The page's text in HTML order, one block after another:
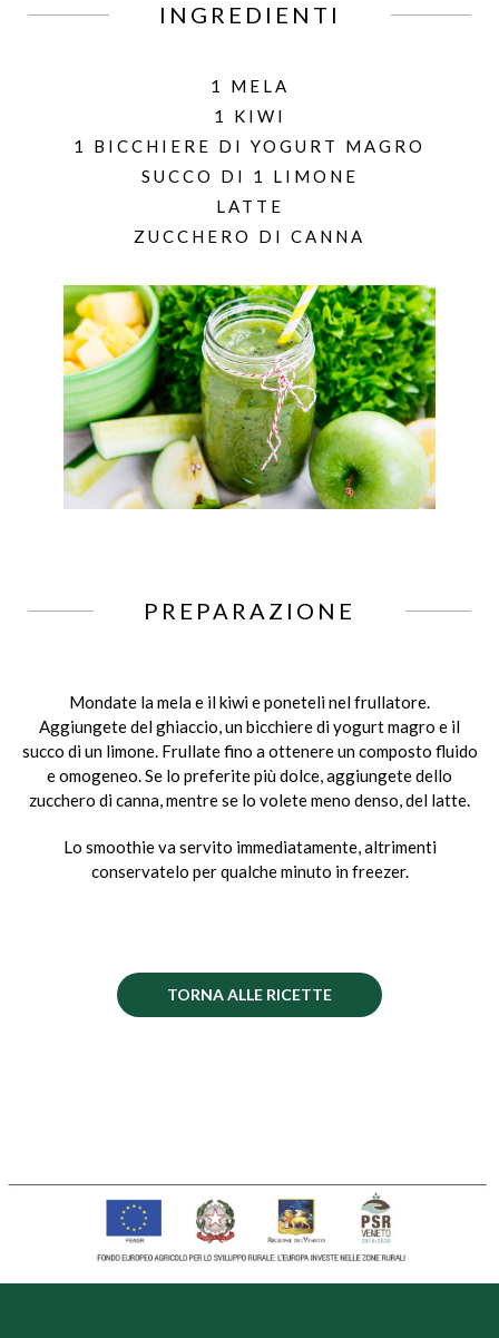
INGREDIENTI
1 MELA
1 KIWI
1 BICCHIERE DI YOGURT MAGRO
SUCCO DI 1 LIMONE
LATTE
ZUCCHERO DI CANNA
PREPARAZIONE
Mondate la mela e il kiwi e poneteli nel frullatore.
Aggiungete del ghiaccio, un bicchiere di yogurt magro e il
succo di un limone. Frullate fino a ottenere un composto fluido
e omogeneo. Se lo preferite più dolce, aggiungete dello
zucchero di canna, mentre se lo volete meno denso, del latte.
Lo smoothie va servito immediatamente, altrimenti
conservatelo per qualche minuto in freezer.
TORNA ALLE RICETTE